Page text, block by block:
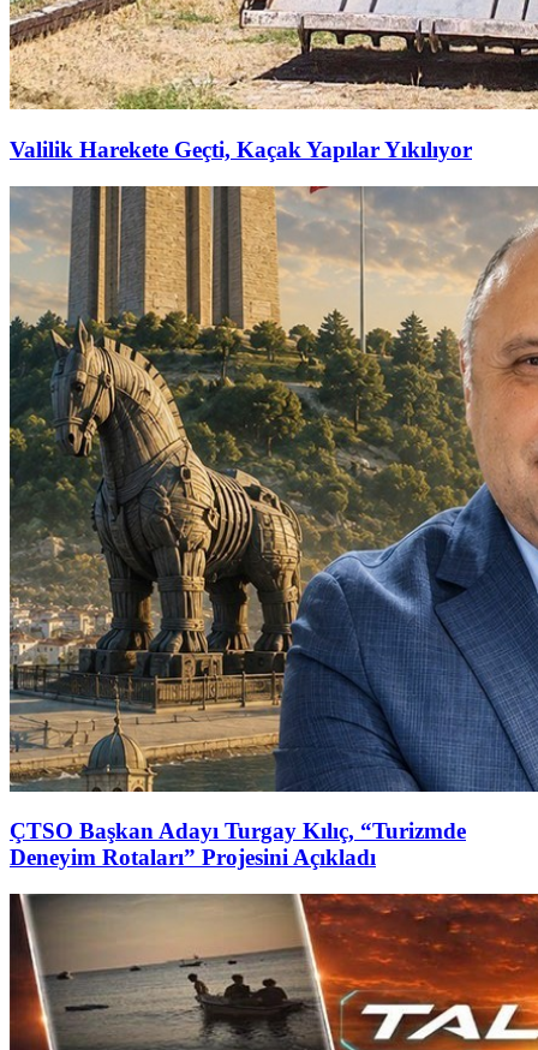
Valilik Harekete Geçti, Kaçak Yapılar Yıkılıyor
ÇTSO Başkan Adayı Turgay Kılıç, “Turizmde
Deneyim Rotaları” Projesini Açıkladı